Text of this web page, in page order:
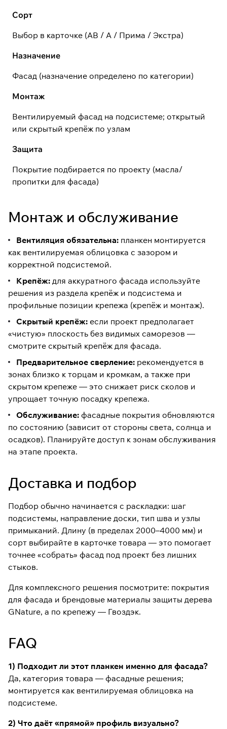
Сорт
Выбор в карточке (АВ / А / Прима / Экстра)
Назначение
Фасад (назначение определено по категории)
Монтаж
Вентилируемый фасад на подсистеме; открытый
или скрытый крепёж по узлам
Защита
Покрытие подбирается по проекту (масла/
пропитки для фасада)
Монтаж и обслуживание
Вентиляция обязательна: планкен монтируется
как вентилируемая облицовка с зазором и
корректной подсистемой.
Крепёж: для аккуратного фасада используйте
решения из раздела крепёж и подсистема и
профильные позиции крепежа (крепёж и монтаж).
Скрытый крепёж: если проект предполагает
«чистую» плоскость без видимых саморезов —
смотрите скрытый крепёж для фасада.
Предварительное сверление: рекомендуется в
зонах близко к торцам и кромкам, а также при
скрытом крепеже — это снижает риск сколов и
упрощает точную посадку крепежа.
Обслуживание: фасадные покрытия обновляются
по состоянию (зависит от стороны света, солнца и
осадков). Планируйте доступ к зонам обслуживания
на этапе проекта.
Доставка и подбор
Подбор обычно начинается с раскладки: шаг
подсистемы, направление доски, тип шва и узлы
примыканий. Длину (в пределах 2000–4000 мм) и
сорт выбирайте в карточке товара — это помогает
точнее «собрать» фасад под проект без лишних
стыков.
Для комплексного решения посмотрите: покрытия
для фасада и брендовые материалы защиты дерева
GNature, а по крепежу — Гвоздэк.
FAQ
1) Подходит ли этот планкен именно для фасада?
Да, категория товара — фасадные решения;
монтируется как вентилируемая облицовка на
подсистеме.
2) Что даёт «прямой» профиль визуально?